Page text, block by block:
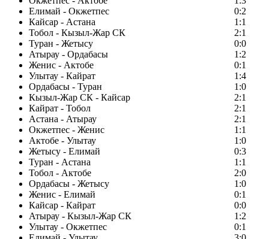
Елимай - Окжетпес
0:2
Кайсар - Астана
1:1
Тобол - Кызыл-Жар СК
2:1
Туран - Жетысу
0:0
Атырау - Ордабасы
1:2
Женис - Актобе
0:1
Улытау - Кайрат
1:4
Ордабасы - Туран
1:0
Кызыл-Жар СК - Кайсар
2:1
Кайрат - Тобол
2:1
Астана - Атырау
2:1
Окжетпес - Женис
1:1
Актобе - Улытау
1:0
Жетысу - Елимай
0:3
Туран - Астана
1:1
Тобол - Актобе
2:0
Ордабасы - Жетысу
1:0
Женис - Елимай
0:1
Кайсар - Кайрат
0:0
Атырау - Кызыл-Жар СК
1:2
Улытау - Окжетпес
0:1